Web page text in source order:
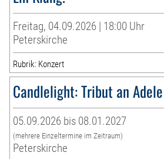
Freitag, 04.09.2026 | 18:00 Uhr
Peterskirche
Rubrik: Konzert
Candlelight: Tribut an Adele
05.09.2026 bis 08.01.2027
(mehrere Einzeltermine im Zeitraum)
Peterskirche